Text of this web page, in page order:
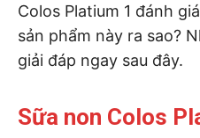
Colos Platium 1 đánh
sản phẩm này ra sao?
giải đáp ngay sau đây.
Sữa non Colos